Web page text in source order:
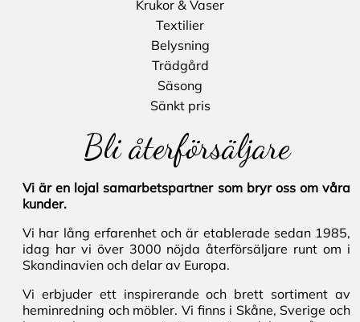
Krukor & Vaser
Textilier
Belysning
Trädgård
Säsong
Sänkt pris
Bli återförsäljare
Vi är en lojal samarbetspartner som bryr oss om våra
kunder.
Vi har lång erfarenhet och är etablerade sedan 1985,
idag har vi över 3000 nöjda återförsäljare runt om i
Skandinavien och delar av Europa.
Vi erbjuder ett inspirerande och brett sortiment av
heminredning och möbler. Vi finns i Skåne, Sverige och